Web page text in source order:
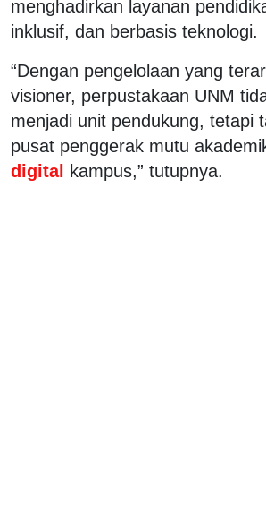
menghadirkan layanan
inklusif, dan berbasis teknologi.
“Dengan pengelolaan yang
visioner, perpustakaan UNM
menjadi unit pendukung, tetapi
pusat penggerak mutu
digital
kampus,” tutupnya.